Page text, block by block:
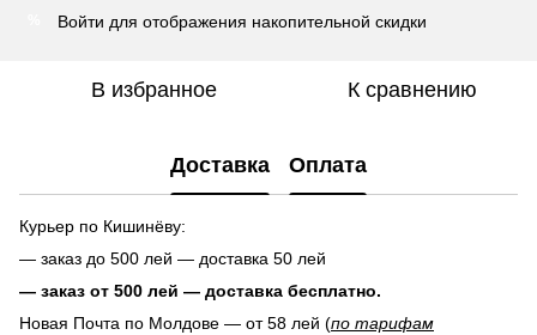
Войти для отображения накопительной скидки
В избранное К сравнению
Доставка Оплата
Курьер по Кишинёву:
— заказ до 500 лей — доставка 50 лей
— заказ от 500 лей — доставка бесплатно.
Новая Почта по Молдове — от 58 лей (по тарифам